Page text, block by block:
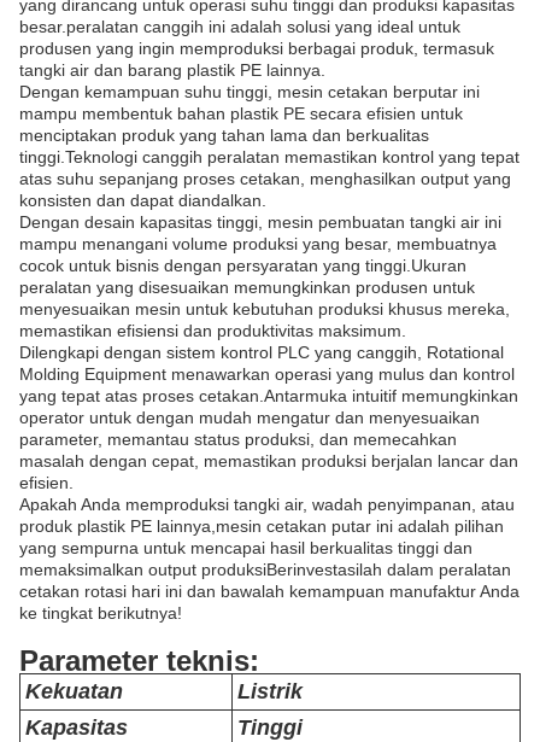
yang dirancang untuk operasi suhu tinggi dan produksi kapasitas
besar.peralatan canggih ini adalah solusi yang ideal untuk
produsen yang ingin memproduksi berbagai produk, termasuk
tangki air dan barang plastik PE lainnya.
Dengan kemampuan suhu tinggi, mesin cetakan berputar ini
mampu membentuk bahan plastik PE secara efisien untuk
menciptakan produk yang tahan lama dan berkualitas
tinggi.Teknologi canggih peralatan memastikan kontrol yang tepat
atas suhu sepanjang proses cetakan, menghasilkan output yang
konsisten dan dapat diandalkan.
Dengan desain kapasitas tinggi, mesin pembuatan tangki air ini
mampu menangani volume produksi yang besar, membuatnya
cocok untuk bisnis dengan persyaratan yang tinggi.Ukuran
peralatan yang disesuaikan memungkinkan produsen untuk
menyesuaikan mesin untuk kebutuhan produksi khusus mereka,
memastikan efisiensi dan produktivitas maksimum.
Dilengkapi dengan sistem kontrol PLC yang canggih, Rotational
Molding Equipment menawarkan operasi yang mulus dan kontrol
yang tepat atas proses cetakan.Antarmuka intuitif memungkinkan
operator untuk dengan mudah mengatur dan menyesuaikan
parameter, memantau status produksi, dan memecahkan
masalah dengan cepat, memastikan produksi berjalan lancar dan
efisien.
Apakah Anda memproduksi tangki air, wadah penyimpanan, atau
produk plastik PE lainnya,mesin cetakan putar ini adalah pilihan
yang sempurna untuk mencapai hasil berkualitas tinggi dan
memaksimalkan output produksiBerinvestasilah dalam peralatan
cetakan rotasi hari ini dan bawalah kemampuan manufaktur Anda
ke tingkat berikutnya!
Parameter teknis:
Kekuatan
Listrik
Kapasitas
Tinggi